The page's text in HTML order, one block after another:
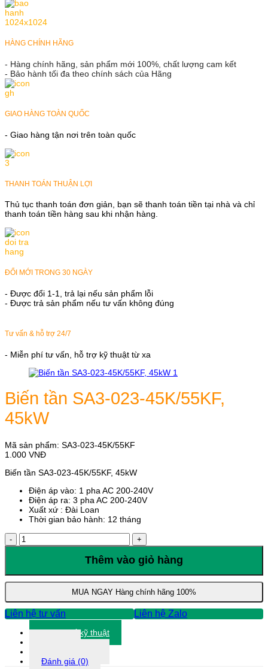
HÀNG CHÍNH HÃNG
- Hàng chính hãng, sản phẩm mới 100%, chất lượng cam kết
- Bảo hành tối đa theo chính sách của Hãng
GIAO HÀNG TOÀN QUỐC
- Giao hàng tận nơi trên toàn quốc
THANH TOÁN THUẬN LỢI
Thủ tục thanh toán đơn giản, bạn sẽ thanh toán tiền tại nhà và chỉ
thanh toán tiền hàng sau khi nhận hàng.
ĐỔI MỚI TRONG 30 NGÀY
- Được đổi 1-1, trả lại nếu sản phẩm lỗi
- Được trả sản phẩm nếu tư vấn không đúng
Tư vấn & hỗ trợ 24/7
- Miễn phí tư vấn, hỗ trợ kỹ thuật từ xa
Biến tần SA3-023-45K/55KF,
45kW
Mã sản phẩm: SA3-023-45K/55KF
1.000 VNĐ
Biến tần SA3-023-45K/55KF, 45kW
Điện áp vào: 1 pha AC 200-240V
Điện áp ra: 3 pha AC 200-240V
Xuất xứ : Đài Loan
Thời gian bảo hành: 12 tháng
Biến
tần
45K/55KF,
45kW
lượng
Thêm vào giỏ hàng
MUA NGAY Hàng chính hãng 100%
Liên hệ tư vấn Liên hệ Zalo
Thông số kỹ thuật
Đánh giá (0)